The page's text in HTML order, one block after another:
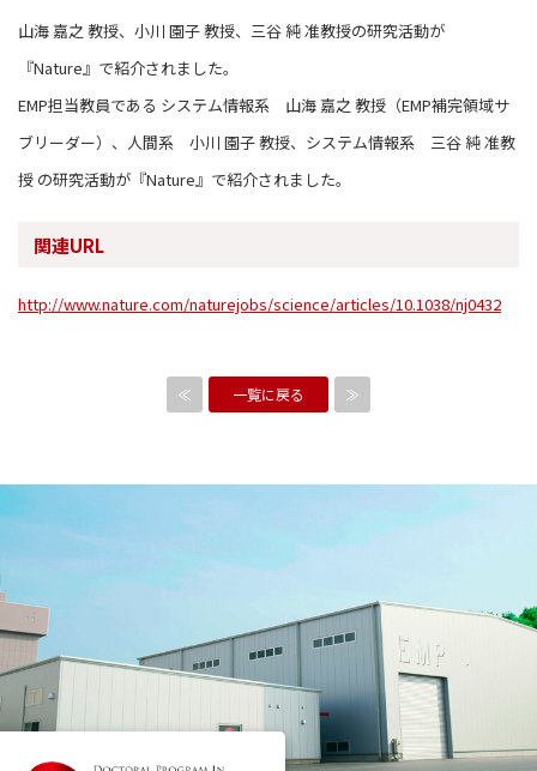
山海 嘉之 教授、小川 園子 教授、三谷 純 准教授の研究活動が
『Nature』で紹介されました。
EMP担当教員である システム情報系 山海 嘉之 教授（EMP補完領域サ
ブリーダー）、人間系 小川 園子 教授、システム情報系 三谷 純 准教
授 の研究活動が『Nature』で紹介されました。
関連URL
http://www.nature.com/naturejobs/science/articles/10.1038/nj0432
≪ 一覧に戻る ≫